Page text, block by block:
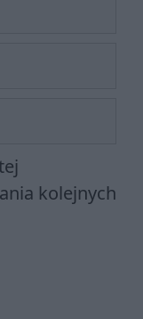
kolejnych